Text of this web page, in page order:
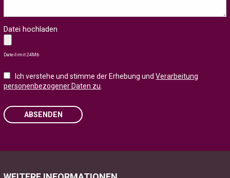
Datei hochladen
Dateilimit 24Mb
Ich verstehe und stimme der Erhebung undVerarbeitung
personenbezogener Daten zu
ABSENDEN